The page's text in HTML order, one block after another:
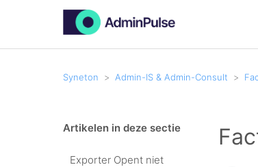
Syneton Admin-IS & Admin-Consult
Artikelen in deze sectie
Exporter Opent niet